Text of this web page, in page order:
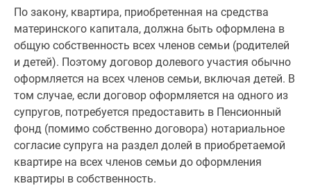
По закону, квартира, приобретенная на средства
материнского капитала, должна быть оформлена в
общую собственность всех членов семьи (родителей
и детей). Поэтому договор долевого участия обычно
оформляется на всех членов семьи, включая детей. В
том случае, если договор оформляется на одного из
супругов, потребуется предоставить в Пенсионный
фонд (помимо собственно договора) нотариальное
согласие супруга на раздел долей в приобретаемой
квартире на всех членов семьи до оформления
квартиры в собственность.